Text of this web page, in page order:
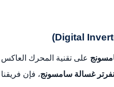
غسالة سامسونج، فإن